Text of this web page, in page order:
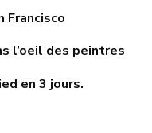
Francisco
l’oeil des peintres
en 3 jours.